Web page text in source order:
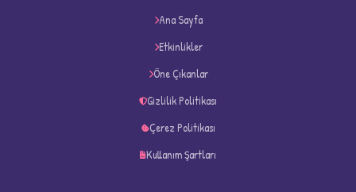
Ana Sayfa
Etkinlikler
Öne Çıkanlar
Gizlilik Politikası
Çerez Politikası
Kullanım Şartları